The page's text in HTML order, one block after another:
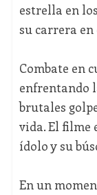
estrella en
su carrera
Combate en
enfrentando
brutales
vida. El filme
ídolo y su
En un